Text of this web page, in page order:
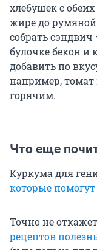
хлебушек с
жире до румяной
собрать
булочке бекон и
добавить по
например, томат
горячим.
Что еще
Куркума для
которые помогут
Точно не
рецептов